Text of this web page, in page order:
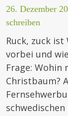
26. Dezember
schreiben
Ruck, zuck
vorbei und
Frage: Wohin
Christbaum?
schwedischen